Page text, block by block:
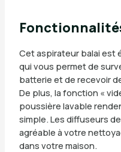
Cet aspirateur balai est
qui vous permet de
batterie et de recevoir
De plus, la fonction «
poussière lavable
simple. Les diffuseurs
agréable à votre
dans votre maison.